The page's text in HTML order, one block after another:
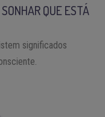
QUE ESTÁ
significados